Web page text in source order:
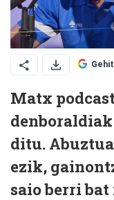
Matx
ditu.
ezik,
saio berri